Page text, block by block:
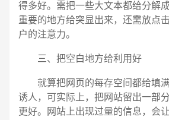
得多好。需把一些大文本都给分解
重要的地方给突显出来，还需放点
户的注意力。
三、把空白地方给利用好
就算把网页的每存空间都给填满
诱人，可实际上，把网站留出一部
更好。网站上出现过量的信息，会
电话